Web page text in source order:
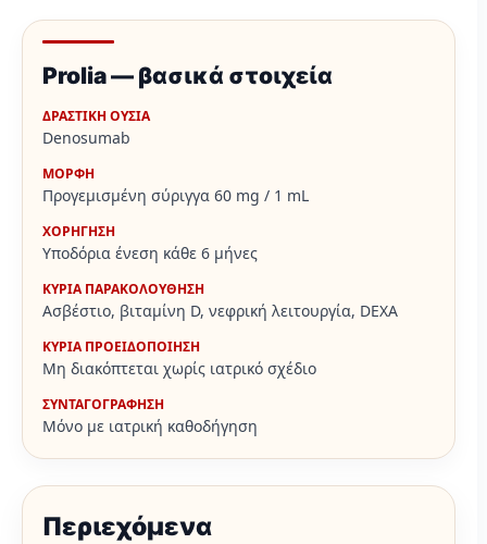
Prolia — βασικά στοιχεία
ΔΡΑΣΤΙΚΗ ΟΥΣΙΑ
Denosumab
ΜΟΡΦΗ
Προγεμισμένη σύριγγα 60 mg / 1 mL
ΧΟΡΗΓΗΣΗ
Υποδόρια ένεση κάθε 6 μήνες
ΚΥΡΙΑ ΠΑΡΑΚΟΛΟΥΘΗΣΗ
Ασβέστιο, βιταμίνη D, νεφρική λειτουργία, DEXA
ΚΥΡΙΑ ΠΡΟΕΙΔΟΠΟΙΗΣΗ
Μη διακόπτεται χωρίς ιατρικό σχέδιο
ΣΥΝΤΑΓΟΓΡΑΦΗΣΗ
Μόνο με ιατρική καθοδήγηση
Περιεχόμενα